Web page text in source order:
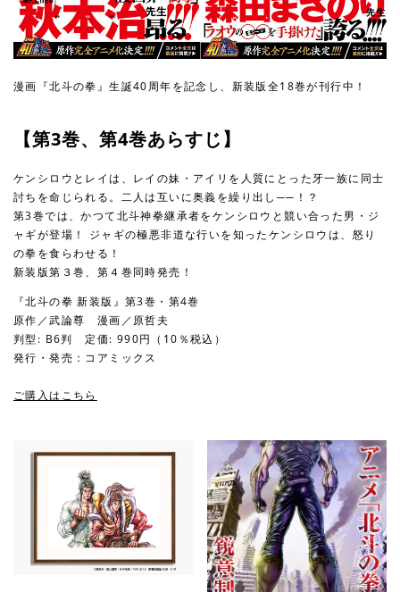
漫画『北斗の拳』生誕40周年を記念し、新装版全18巻が刊行中！
【第3巻、第4巻あらすじ】
ケンシロウとレイは、レイの妹・アイリを人質にとった牙一族に同士
討ちを命じられる。二人は互いに奥義を繰り出し──！？
第3巻では、かつて北斗神拳継承者をケンシロウと競い合った男・ジ
ャギが登場！ ジャギの極悪非道な行いを知ったケンシロウは、怒り
の拳を食らわせる！
新装版第３巻、第４巻同時発売！
『北斗の拳 新装版』第3巻・第4巻
原作／武論尊 漫画／原哲夫
判型: B6判 定価: 990円（10％税込）
発行・発売：コアミックス
ご購入はこちら